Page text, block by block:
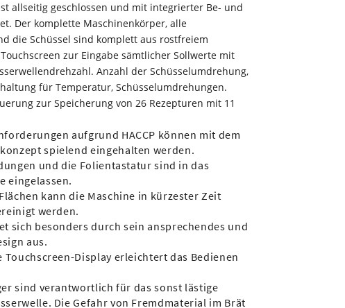
allseitig geschlossen und mit integrierter Be- und
Der komplette Maschinenkörper, alle
die Schüssel sind komplett aus rostfreiem
zur Eingabe sämtlicher Sollwerte mit
Anzahl der Schüsselumdrehung,
für Temperatur, Schüsselumdrehungen.
zur Speicherung von 26 Rezepturen mit 11
aufgrund HACCP können mit dem
spielend eingehalten werden.
und die Folientastatur sind in das
eingelassen.
kann die Maschine in kürzester Zeit
werden.
sich besonders durch sein ansprechendes und
aus.
Touchscreen-Display erleichtert das Bedienen
sind verantwortlich für das sonst lästige
Die Gefahr von Fremdmaterial im Brät